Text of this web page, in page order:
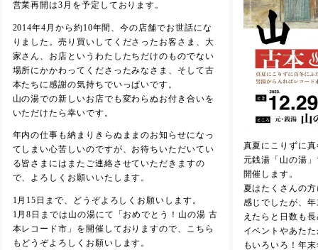
営業再開は3月を予定しております。
2014年4月から約10年間、今の店舗でお世話にな
りました。売り買いしてくださったお客さま、大
家さん、お店というわたしたちだけのものでない
場所にかかわってくださったみなさま、そして古
本たちに感謝の気持ちでいっぱいです。
山の湯での新しいお店でも変わらぬお付き合いを
いただけたら幸いです。
年内の仕事も納まりきらぬままのお知らせになっ
てしまい心苦しいのですが、お待ちいただいてい
る皆さまにはまたご連絡させていただきますの
で、よろしくお願いいたします。
1月15日まで、どうぞよろしくお願いします。
1月8日までは山の湯にて「おめでとう！山の湯 古
本レコード市」を開催しておりますので、こちら
もどうぞよろしくお願いします。
真夏にこりずに
元銭湯「山の湯
開催します。
夏はたくさんの
感じでしたが、
えたらと日数も
イベントやあた
もいろいろ！年